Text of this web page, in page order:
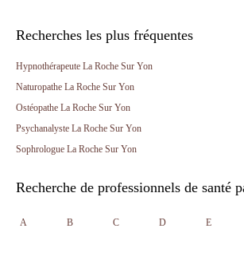
Recherches les plus fréquentes
Hypnothérapeute La Roche Sur Yon
Naturopathe La Roche Sur Yon
Ostéopathe La Roche Sur Yon
Psychanalyste La Roche Sur Yon
Sophrologue La Roche Sur Yon
Recherche de professionnels de santé
A B C D E